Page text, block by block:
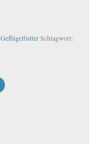
GeflügelfutterSchlagwort: